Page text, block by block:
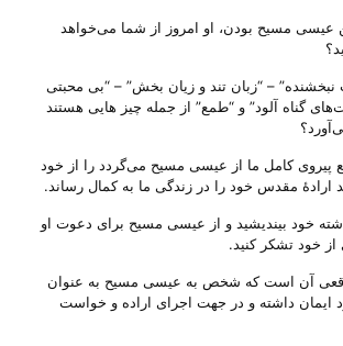
عیسی مسیح بودن، او امروز از شما می‌‌خواهد
نبخشنده” – “زبان تند و زیان بخش” – “بی‌ محبتی
گناه آلود” و “طمع” از جمله چیز هایی هستند
پیروی کامل ما از عیسی مسیح می‌‌گردد را از خود
ارادهٔ مقدس خود را در زندگی ما به کمال رساند.
خود بیندیشید و از عیسی مسیح برای دعوت او
از خود تشکر کنید.
آن است که شخص به عیسی مسیح به عنوان
ایمان داشته و در جهت اجرای اراده و خواست